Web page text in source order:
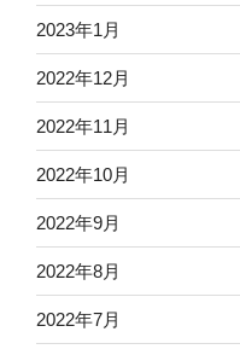
2023年1月
2022年12月
2022年11月
2022年10月
2022年9月
2022年8月
2022年7月